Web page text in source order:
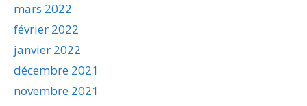
mars 2022
février 2022
janvier 2022
décembre 2021
novembre 2021